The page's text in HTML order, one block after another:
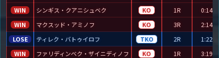
WIN
シンギス・クアニシュベク KO 1R
0:14
WIN
マクスッド・アミノフ KO 3R
2:14
LOSE
ティレク・バトゥイロフ TKO 2R
1:22
WIN
ファリディンベク・ザイニディノフ KO 1R
3:19